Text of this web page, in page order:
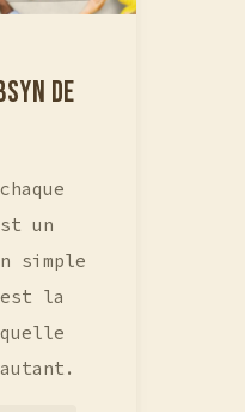
DE
un
simple
la